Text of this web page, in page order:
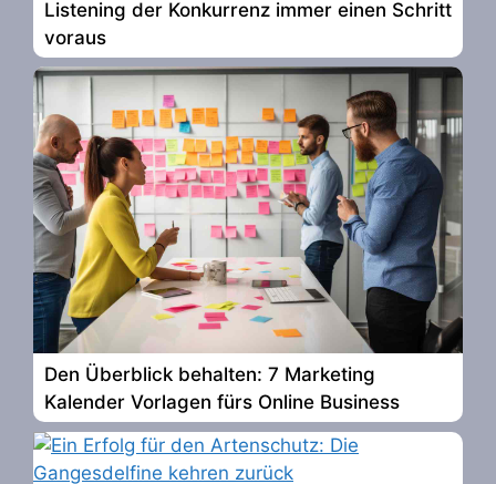
Listening der Konkurrenz immer einen Schritt
voraus
Den Überblick behalten: 7 Marketing
Kalender Vorlagen fürs Online Business